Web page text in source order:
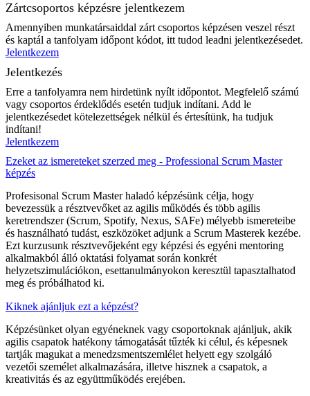
Zártcsoportos képzésre jelentkezem
Amennyiben munkatársaiddal zárt csoportos képzésen veszel részt
és kaptál a tanfolyam időpont kódot, itt tudod leadni jelentkezésedet.
Jelentkezem
Jelentkezés
Erre a tanfolyamra nem hirdetünk nyílt időpontot. Megfelelő számú
vagy csoportos érdeklődés esetén tudjuk indítani. Add le
jelentkezésedet kötelezettségek nélkül és értesítünk, ha tudjuk
indítani!
Jelentkezem
Ezeket az ismereteket szerzed meg - Professional Scrum Master
képzés
Profesisonal Scrum Master haladó képzésünk célja, hogy
bevezessük a résztvevőket az agilis működés és több agilis
keretrendszer (Scrum, Spotify, Nexus, SAFe) mélyebb ismereteibe
és használható tudást, eszközöket adjunk a Scrum Masterek kezébe.
Ezt kurzusunk résztvevőjeként egy képzési és egyéni mentoring
alkalmakból álló oktatási folyamat során konkrét
helyzetszimulációkon, esettanulmányokon keresztül tapasztalhatod
meg és próbálhatod ki.
Kiknek ajánljuk ezt a képzést?
Képzésünket olyan egyéneknek vagy csoportoknak ajánljuk, akik
agilis csapatok hatékony támogatását tűzték ki célul, és képesnek
tartják magukat a menedzsmentszemlélet helyett egy szolgáló
vezetői személet alkalmazására, illetve hisznek a csapatok, a
kreativitás és az együttműködés erejében.